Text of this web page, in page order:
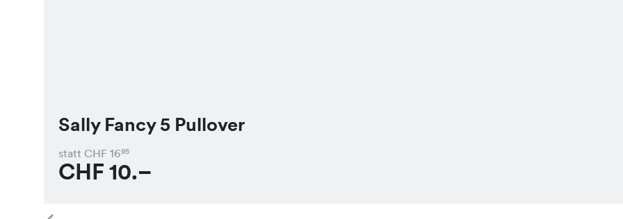
Sally Fancy 5 Pullover
statt CHF 1695
CHF 10.–